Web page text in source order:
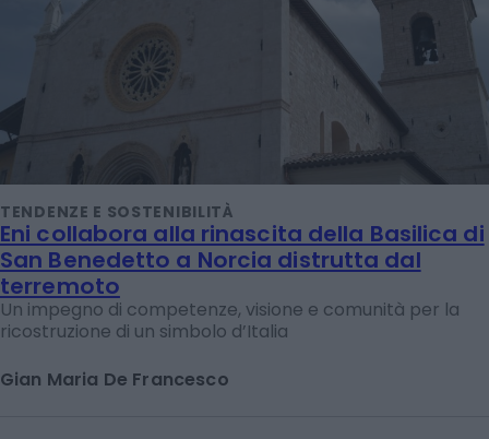
TENDENZE E SOSTENIBILITÀ
Eni collabora alla rinascita della Basilica di
San Benedetto a Norcia distrutta dal
terremoto
Un impegno di competenze, visione e comunità per la
ricostruzione di un simbolo d’Italia
Gian Maria De Francesco